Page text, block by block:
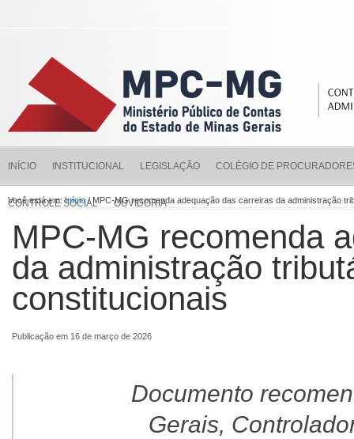
INÍCIO INSTITUCIONAL LEGISLAÇÃO COLÉGIO DE
CONTROLE SOCIAL OUVIDORIA
Você está em:Início/ MPC-MG recomenda adequação das carreiras da administração
MPC-MG recomenda
da administração
constitucionais
Publicação em 16 de março de 2026
Documento
Gerais,